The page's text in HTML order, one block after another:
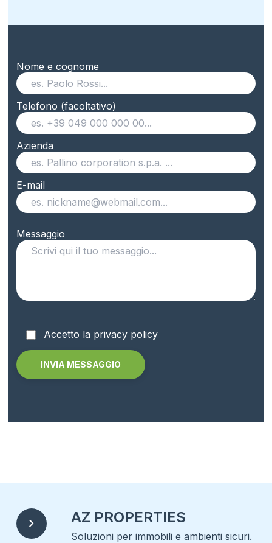
Nome e cognome
Telefono (facoltativo)
Azienda
E-mail
Messaggio
Accetto la privacy policy
chevron_right AZ PROPERTIES
Soluzioni per immobili e ambienti sicuri.